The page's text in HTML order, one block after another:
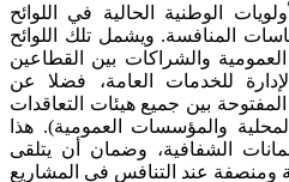
الوطنية الحالية في اللوائح
المنافسة. ويشمل تلك اللوائح
العمومية والشراكات بين القطاعين
للخدمات العامة، فضلا عن
بين جميع هيئات التعاقدات
والمؤسسات العمومية). هذا
الشفافية، وضمان أن يتلقى
ومنصفة عند التنافس في المشاريع